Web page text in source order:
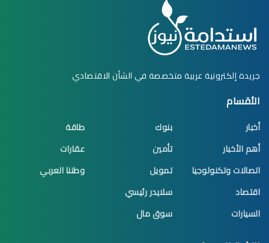
جريدة إلكترونية عربية متخصصة في الشأن الاقتصادي
الأقسام
أخبار
أهم الأخبار
اتصالات وتكنولوجيا
اقتصاد
السيارات
بنوك
تأمين
تمويل
سلايدر رئيسي
سوق مال
طاقة
عقارات
وطننا العربي